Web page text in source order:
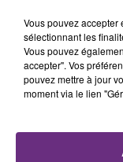
BRUNO MARS
I Just
6h32
6h32
Vous pouvez accepter
sélectionnant les
Vous pouvez
accepter". Vos
pouvez mettre à jour
moment via le lien